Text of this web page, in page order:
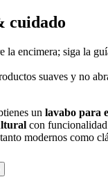
cuidado
la encimera; siga la
suaves y no
un lavabo para
con
tanto modernos como